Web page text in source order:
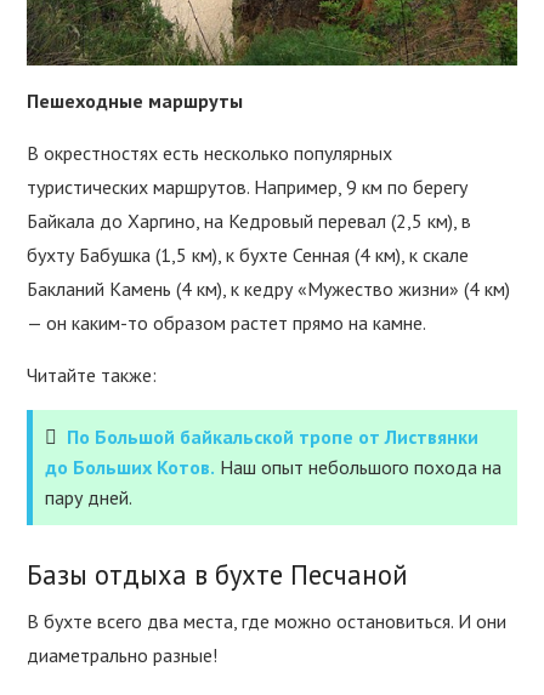
Пешеходные маршруты
В окрестностях есть несколько популярных
туристических маршрутов. Например, 9 км по берегу
Байкала до Харгино, на Кедровый перевал (2,5 км), в
бухту Бабушка (1,5 км), к бухте Сенная (4 км), к скале
Бакланий Камень (4 км), к кедру «Мужество жизни» (4 км)
— он каким-то образом растет прямо на камне.
Читайте также:
По Большой байкальской тропе от Листвянки
до Больших Котов. Наш опыт небольшого похода на
пару дней.
Базы отдыха в бухте Песчаной
В бухте всего два места, где можно остановиться. И они
диаметрально разные!